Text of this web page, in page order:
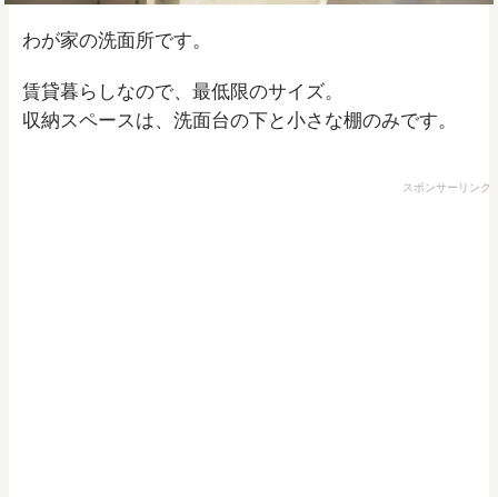
わが家の洗面所です。
賃貸暮らしなので、最低限のサイズ。
収納スペースは、洗面台の下と小さな棚のみです。
スポンサーリンク